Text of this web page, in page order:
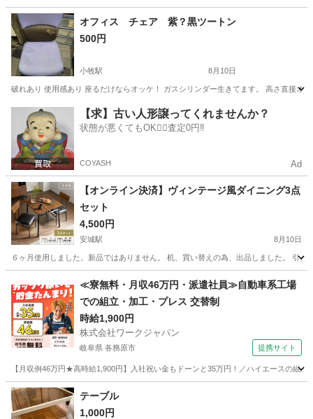
愛知 小牧市 椅子 オフィス
オフィス チェア 紫？黒ツートン
500円
小牧駅 8月10日
破れあり 使用感あり 座るだけならオッケ！ ガスシリンダー生きてます。 高さ直接
小牧市 小牧駅 椅子 オフィス
【求】古い人形譲ってくれませんか？
状態が悪くてもOK🙆‍♀️査定0円‼️
COYASH Ad
【オンライン決済】ヴィンテージ風ダイニング3点
セット
4,500円
安城駅 8月10日
６ヶ月使用しました。新品ではありません。 机、買い替えの為、出品しました。 引
安城駅 テーブル
≪寮無料・月収46万円・派遣社員≫自動車系工場
での組立・加工・プレス 交替制
時給1,900円
株式会社ワークジャパン
岐阜県 各務原市 提携サイト
【月収例46万円★高時給1,900円】入社祝い金もドーンと35万円！／ハイエースの組
岐阜 各務原市 その他
テーブル
1,000円